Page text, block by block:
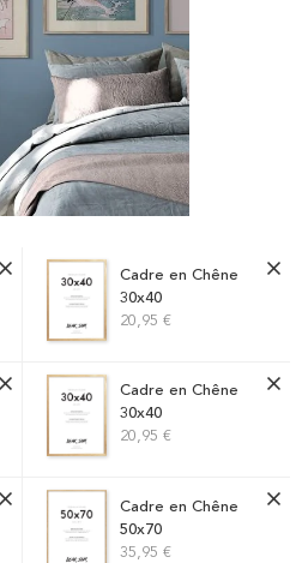
Cadre en Chêne
30x40
20,95 €
Cadre en Chêne
30x40
20,95 €
Cadre en Chêne
50x70
35,95 €